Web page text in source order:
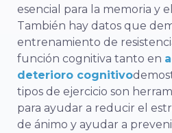
esencial para la memoria y
También hay datos que
entrenamiento de
función cognitiva tanto en
deterioro cognitivo
tipos de ejercicio son
para ayudar a reducir el
de ánimo y ayudar a